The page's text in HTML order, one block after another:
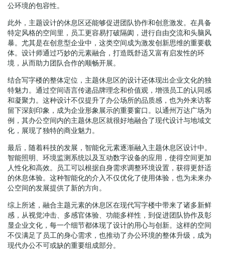
公环境的包容性。
此外，主题设计的休息区还能够促进团队协作和创意激发。在具备
特定风格的空间里，员工更容易打破隔阂，进行自由交流和头脑风
暴。尤其是在创意型企业中，这类空间成为激发创新思维的重要载
体。设计师通过巧妙的元素融合，打造既舒适又富有启发性的环
境，从而助力团队合作的顺畅开展。
结合写字楼的整体定位，主题休息区的设计还体现出企业文化的独
特魅力。通过空间语言传递品牌理念和价值观，增强员工的认同感
和凝聚力。这种设计不仅提升了办公场所的品质感，也为外来访客
留下深刻印象，成为企业形象展示的重要窗口。以通州万达广场为
例，其办公空间内的主题休息区就很好地融合了现代设计与地域文
化，展现了独特的商业魅力。
最后，随着科技的发展，智能化元素逐渐融入主题休息区设计中。
智能照明、环境监测系统以及互动数字设备的应用，使得空间更加
人性化和高效。员工可以根据自身需求调整环境设置，获得更舒适
的休息体验。这种智能化的介入不仅优化了使用体验，也为未来办
公空间的发展提供了新的方向。
综上所述，融合主题元素的休息区在现代写字楼中带来了诸多新鲜
感，从视觉冲击、多感官体验、功能多样性，到促进团队协作及彰
显企业文化，每一个细节都体现了设计的用心与创新。这样的空间
不仅满足了员工的身心需求，也推动了办公环境的整体升级，成为
现代办公不可或缺的重要组成部分。